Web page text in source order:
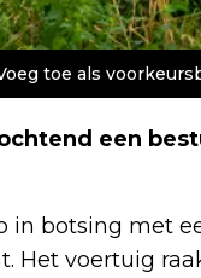
toe als
een
botsing met
Het voertuig